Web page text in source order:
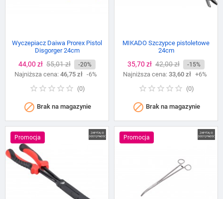
Wyczepiacz Daiwa Prorex Pistol
Disgorger 24cm
Cena
44,00 zł Cena
podstawowa
55,01 zł -20%
Najniższa cena: 46,75 zł -6%
(0)
 Brak na magazynie
MIKADO Szczypce pistoletowe
24cm
Cena
35,70 zł Cena
podstawowa
42,00 zł -15%
Najniższa cena: 33,60 zł +6%
(0)
 Brak na magazynie
Promocja Promocja